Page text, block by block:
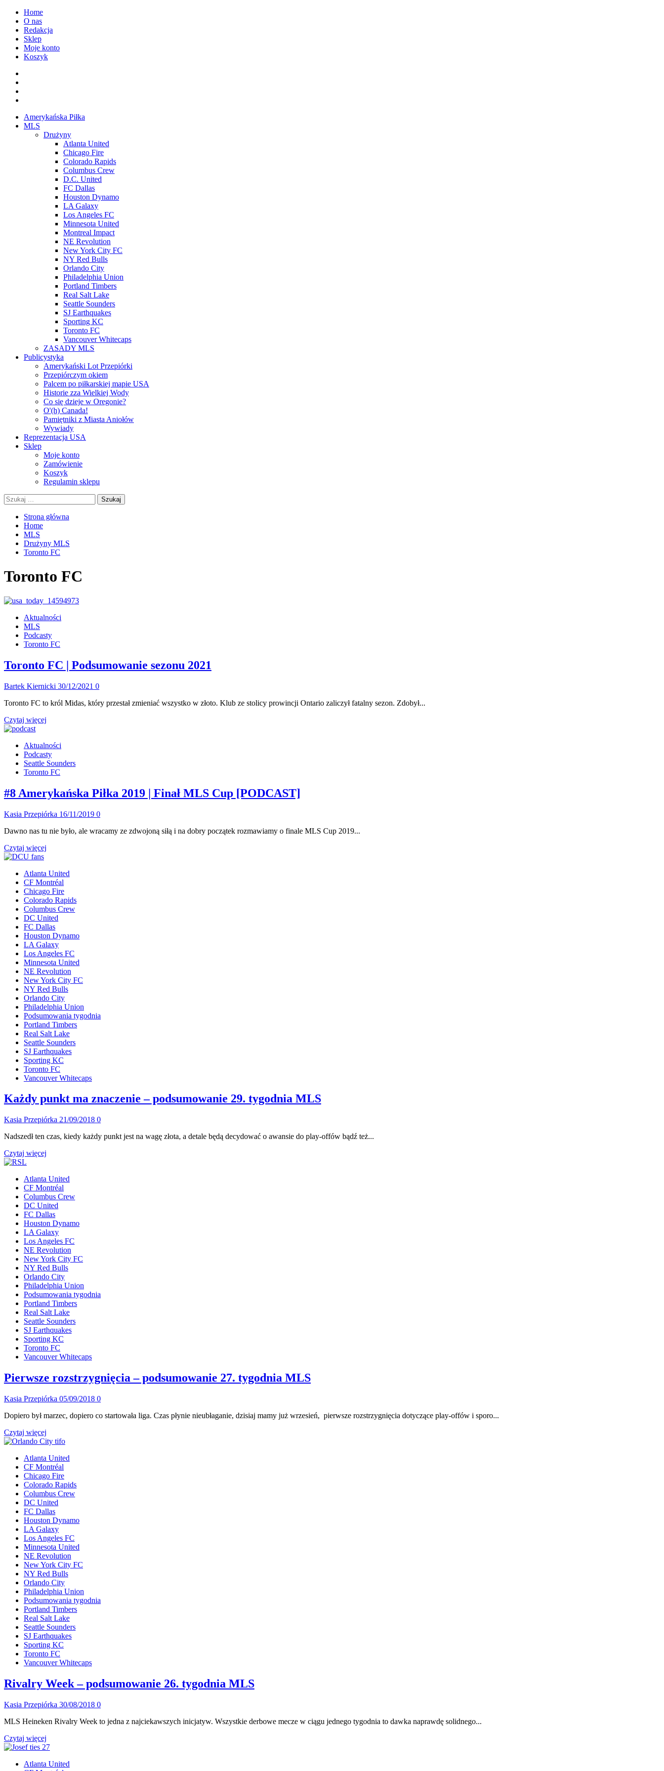
Przejdź
treści
Home
O nas
Redakcja
Sklep
Moje konto
Koszyk
Menu
główne
Amerykańska Piłka
MLS
Drużyny
Atlanta United
Chicago Fire
Colorado Rapids
Columbus Crew
D.C. United
FC Dallas
Houston Dynamo
LA Galaxy
Los Angeles FC
Minnesota United
Montreal Impact
NE Revolution
New York City FC
NY Red Bulls
Orlando City
Philadelphia Union
Portland Timbers
Real Salt Lake
Seattle Sounders
SJ Earthquakes
Sporting KC
Toronto FC
Vancouver Whitecaps
ZASADY MLS
Publicystyka
Amerykański Lot Przepiórki
Przepiórczym okiem
Palcem po piłkarskiej mapie USA
Historie zza Wielkiej Wody
Co się dzieje w Oregonie?
O'(h) Canada!
Pamiętniki z Miasta Aniołów
Wywiady
Reprezentacja USA
Sklep
Moje konto
Zamówienie
Koszyk
Regulamin sklepu
Szukaj:
Strona główna
Home
MLS
Drużyny MLS
Toronto FC
Toronto FC
Aktualności
MLS
Podcasty
Toronto FC
Toronto FC | Podsumowanie sezonu 2021
Bartek Kiernicki 30/12/2021 0
Toronto FC to król Midas, który przestał zmieniać wszystko w złoto. Klub ze stolicy prowincji Ontario zaliczył fatalny sezon. Zdobył...
Czytaj więcej
o
Toronto
FC
|
sezonu
2021
Aktualności
Podcasty
Seattle Sounders
Toronto FC
#8 Amerykańska Piłka 2019 | Finał MLS Cup [PODCAST]
Kasia Przepiórka 16/11/2019 0
Dawno nas tu nie było, ale wracamy ze zdwojoną siłą i na dobry początek rozmawiamy o finale MLS Cup 2019...
Czytaj więcej
o
#8
Amerykańska
Piłka
2019
|
Finał
MLS
Cup
[PODCAST]
Atlanta United
CF Montréal
Chicago Fire
Colorado Rapids
Columbus Crew
DC United
FC Dallas
Houston Dynamo
LA Galaxy
Los Angeles FC
Minnesota United
NE Revolution
New York City FC
NY Red Bulls
Orlando City
Philadelphia Union
Podsumowania tygodnia
Portland Timbers
Real Salt Lake
Seattle Sounders
SJ Earthquakes
Sporting KC
Toronto FC
Vancouver Whitecaps
Każdy punkt ma znaczenie – podsumowanie 29. tygodnia MLS
Kasia Przepiórka 21/09/2018 0
Nadszedł ten czas, kiedy każdy punkt jest na wagę złota, a detale będą decydować o awansie do play-offów bądź też...
Czytaj więcej
o
Każdy
punkt
ma
znaczenie
–
podsumowanie
29.
tygodnia
MLS
Atlanta United
CF Montréal
Columbus Crew
DC United
FC Dallas
Houston Dynamo
LA Galaxy
Los Angeles FC
NE Revolution
New York City FC
NY Red Bulls
Orlando City
Philadelphia Union
Podsumowania tygodnia
Portland Timbers
Real Salt Lake
Seattle Sounders
SJ Earthquakes
Sporting KC
Toronto FC
Vancouver Whitecaps
Pierwsze rozstrzygnięcia – podsumowanie 27. tygodnia MLS
Kasia Przepiórka 05/09/2018 0
Dopiero był marzec, dopiero co startowała liga. Czas płynie nieubłaganie, dzisiaj mamy już wrzesień, pierwsze rozstrzygnięcia dotyczące play-offów i sporo...
Czytaj więcej
się
o
Pierwsze
rozstrzygnięcia
–
podsumowanie
27.
tygodnia
MLS
Atlanta United
CF Montréal
Chicago Fire
Colorado Rapids
Columbus Crew
DC United
FC Dallas
Houston Dynamo
LA Galaxy
Los Angeles FC
Minnesota United
NE Revolution
New York City FC
NY Red Bulls
Orlando City
Philadelphia Union
Podsumowania tygodnia
Portland Timbers
Real Salt Lake
Seattle Sounders
SJ Earthquakes
Sporting KC
Toronto FC
Vancouver Whitecaps
Rivalry Week – podsumowanie 26. tygodnia MLS
Kasia Przepiórka 30/08/2018 0
MLS Heineken Rivalry Week to jedna z najciekawszych inicjatyw. Wszystkie derbowe mecze w ciągu jednego tygodnia to dawka naprawdę solidnego...
Czytaj więcej
się
o
Atlanta United